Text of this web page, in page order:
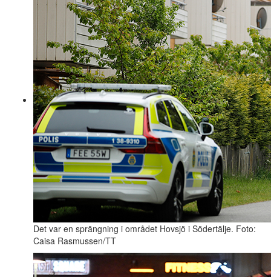
Det var en sprängning i området Hovsjö i Södertälje. Foto:
Caisa Rasmussen/TT